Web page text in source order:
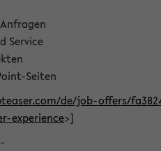
Service
Seiten
de/job-offers/
experience>]